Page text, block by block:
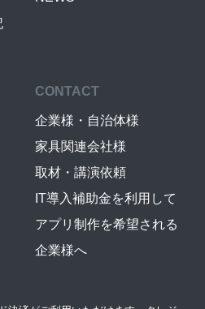
CONTACT
企業様・自治体様
家具関連会社様
取材・講演依頼
IT導入補助金を利用して
アプリ制作を希望される
企業様へ